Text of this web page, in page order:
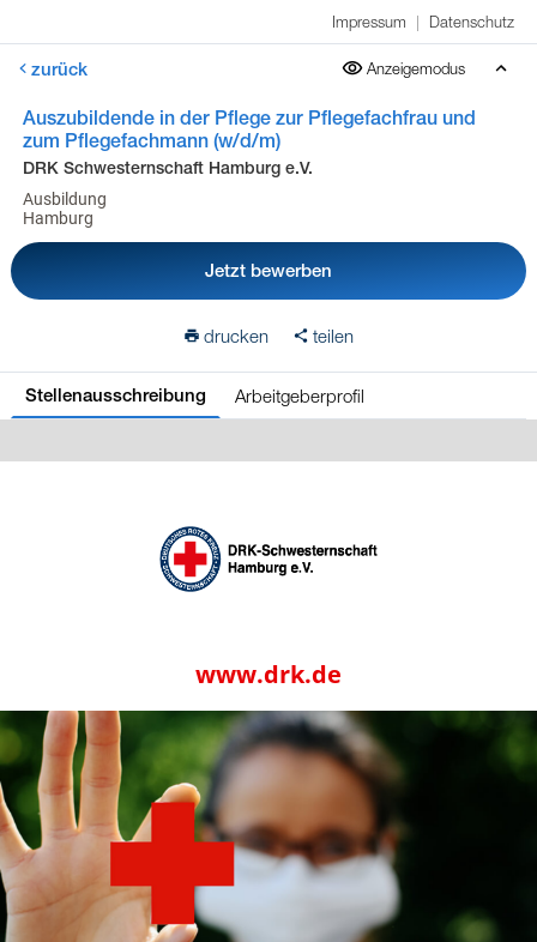
Impressum | Datenschutz
zurück Anzeigemodus
Auszubildende in der Pflege zur Pflegefachfrau und
zum Pflegefachmann (w/d/m)
DRK Schwesternschaft Hamburg e.V.
Ausbildung
Hamburg
Jetzt bewerben
drucken teilen
Stellenausschreibung Arbeitgeberprofil